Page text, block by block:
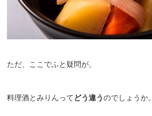
ただ、ここでふと疑問が。
料理酒とみりんって どう違うのでしょうか。